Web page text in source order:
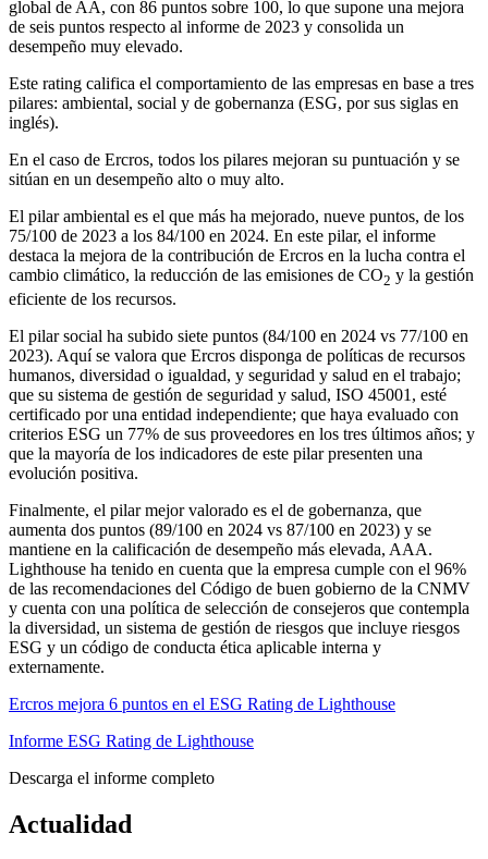
global de AA, con 86 puntos sobre 100, lo que supone una mejora
de seis puntos respecto al informe de 2023 y consolida un
desempeño muy elevado.
Este rating califica el comportamiento de las empresas en base a tres
pilares: ambiental, social y de gobernanza (ESG, por sus siglas en
inglés).
En el caso de Ercros, todos los pilares mejoran su puntuación y se
sitúan en un desempeño alto o muy alto.
El pilar ambiental es el que más ha mejorado, nueve puntos, de los
75/100 de 2023 a los 84/100 en 2024. En este pilar, el informe
destaca la mejora de la contribución de Ercros en la lucha contra el
cambio climático, la reducción de las emisiones de CO2 y la gestión
eficiente de los recursos.
El pilar social ha subido siete puntos (84/100 en 2024 vs 77/100 en
2023). Aquí se valora que Ercros disponga de políticas de recursos
humanos, diversidad o igualdad, y seguridad y salud en el trabajo;
que su sistema de gestión de seguridad y salud, ISO 45001, esté
certificado por una entidad independiente; que haya evaluado con
criterios ESG un 77% de sus proveedores en los tres últimos años; y
que la mayoría de los indicadores de este pilar presenten una
evolución positiva.
Finalmente, el pilar mejor valorado es el de gobernanza, que
aumenta dos puntos (89/100 en 2024 vs 87/100 en 2023) y se
mantiene en la calificación de desempeño más elevada, AAA.
Lighthouse ha tenido en cuenta que la empresa cumple con el 96%
de las recomendaciones del Código de buen gobierno de la CNMV
y cuenta con una política de selección de consejeros que contempla
la diversidad, un sistema de gestión de riesgos que incluye riesgos
ESG y un código de conducta ética aplicable interna y
externamente.
Ercros mejora 6 puntos en el ESG Rating de Lighthouse
Informe ESG Rating de Lighthouse
Descarga el informe completo
Actualidad